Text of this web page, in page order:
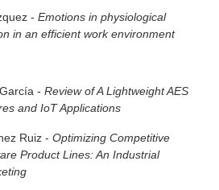
- Emotions in physiological
in an efficient work environment
- Review of A Lightweight AES
and IoT Applications
Ruiz - Optimizing Competitive
Product Lines: An Industrial